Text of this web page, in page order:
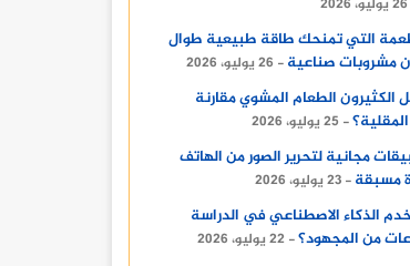
26 يوليو، 2026
التي تمنحك طاقة طبيعية طوال
مشروبات صناعية
26 يوليو، 2026
الكثيرون الطعام المشوي مقارنة
25 يوليو، 2026
مجانية لتحرير الصور من الهاتف
مسبقة
23 يوليو، 2026
الذكاء الاصطناعي في الدراسة
من المجهود؟
22 يوليو، 2026